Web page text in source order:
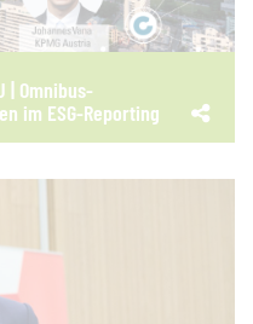
| Omnibus-
im ESG-Reporting